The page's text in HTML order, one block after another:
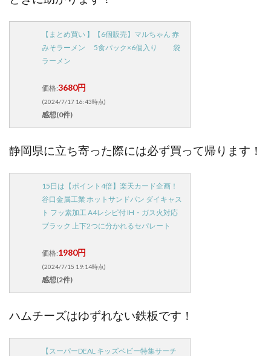
【まとめ買い 】【6個販売】マルちゃん 赤
みそラーメン 5食パック×6個入り 袋
ラーメン
価格:3680円
(2024/7/17 16:43時点)
感想(0件)
静岡県に立ち寄った際には必ず買って帰ります！
15日は【ポイント4倍】楽天カード企画！
谷口金属工業 ホットサンドパン ダイキャス
ト フッ素加工 A4レシピ付 IH・ガス火対応
ブラック 上下2つに分かれるセパレート
価格:1980円
(2024/7/15 19:14時点)
感想(2件)
ハムチーズはゆずれない鉄板です！
【スーパーDEAL キッズベビー特集サーチ